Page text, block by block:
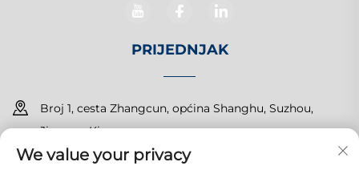
PRIJEDNJAK
Broj 1, cesta Zhangcun, općina Shanghu, Suzhou,
Jiangsu, Kina
+86-15150179453
We value your privacy